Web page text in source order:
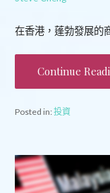
在香港，蓬勃發展的
Continue
Posted in:投資